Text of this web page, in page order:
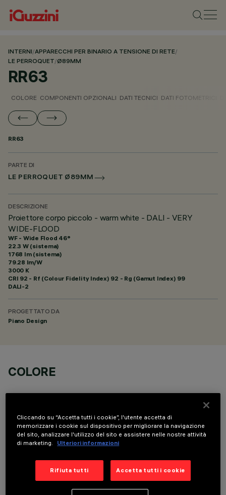
INTERNI/APPARECCHI PER BINARIO A TENSIONE DI RETE/
LE PERROQUET/Ø89MM
RR63
COLORE COMPONENTI OPZIONALI DATI TECNICI DATI FOTOMETRICI
RR63
PARTE DI
LE PERROQUET Ø89MM
DESCRIZIONE
Proiettore corpo piccolo - warm white - DALI - VERY
WIDE-FLOOD
WF - Wide Flood 46°
22.3 W (sistema)
1768 lm (sistema)
79.28 lm/W
3000 K
CRI 92 - Rf (Colour Fidelity Index) 92 - Rg (Gamut Index) 99
DALI-2
PROGETTATO DA
Piano Design
COLORE
COMPONENTI OPZIONALI
Cliccando su “Accetta tutti i cookie”, l'utente accetta di
memorizzare i cookie sul dispositivo per migliorare la navigazione
del sito, analizzare l'utilizzo del sito e assistere nelle nostre attività
di marketing.
Ulteriori informazioni
Rifiuta tutti Accetta tutti i cookie